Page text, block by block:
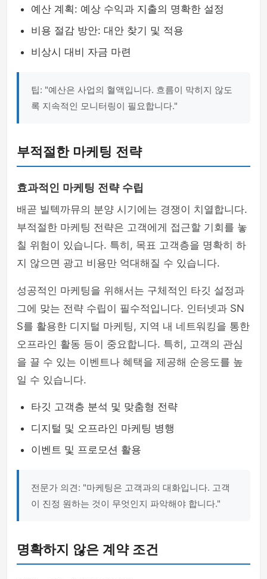
예산 계획: 예상 수익과 지출의 명확한 설정
비용 절감 방안: 대안 찾기 및 적용
비상시 대비 자금 마련
팁: "예산은 사업의 혈액입니다. 흐름이 막히지 않도
록 지속적인 모니터링이 필요합니다."
부적절한 마케팅 전략
효과적인 마케팅 전략 수립
배곧 빌텍까뮤의 분양 시기에는 경쟁이 치열합니다.
부적절한 마케팅 전략은 고객에게 접근할 기회를 놓
칠 위험이 있습니다. 특히, 목표 고객층을 명확히 하
지 않으면 광고 비용만 억대해질 수 있습니다.
성공적인 마케팅을 위해서는 구체적인 타깃 설정과
그에 맞는 전략 수립이 필수적입니다. 인터넷과 SN
S를 활용한 디지털 마케팅, 지역 내 네트워킹을 통한
오프라인 활동 등이 중요합니다. 특히, 고객의 관심
을 끌 수 있는 이벤트나 혜택을 제공해 순응도를 높
일 수 있습니다.
타깃 고객층 분석 및 맞춤형 전략
디지털 및 오프라인 마케팅 병행
이벤트 및 프로모션 활용
전문가 의견: "마케팅은 고객과의 대화입니다. 고객
이 진정 원하는 것이 무엇인지 파악해야 합니다."
명확하지 않은 계약 조건